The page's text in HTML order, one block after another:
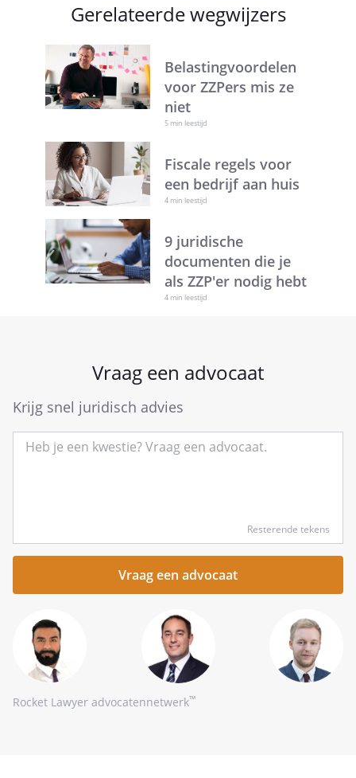
Gerelateerde wegwijzers
Belastingvoordelen
voor ZZPers mis ze
niet
5 min leestijd
Fiscale regels voor
een bedrijf aan huis
4 min leestijd
9 juridische
documenten die je
als ZZP'er nodig hebt
4 min leestijd
Vraag een advocaat
Krijg snel juridisch advies
hier
kort
vraag
Resterende tekens
Rocket Lawyer advocatennetwerk™